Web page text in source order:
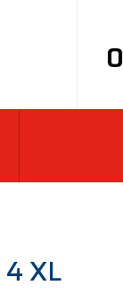
0
4 XL